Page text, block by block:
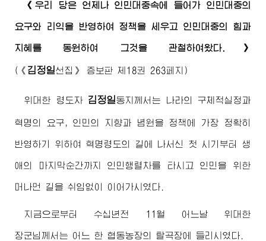
《우리 당은 언제나 인민대중속에 들어가 인민대중의
요구와 리익을 반영하여 정책을 세우고 인민대중의 힘과
지혜를 동원하여 그것을 관철하여왔다.》
( 《 김정일선집》 증보판 제18권 263페지)
위대한 령도자 김정일동지 께서는 나라의 구체적실정과
혁명의 요구, 인민의 지향과 념원을 정책에 가장 정확히
반영하기 위하여 혁명령도의 길에 나서신 첫 시기부터 생
애의 마지막순간까지 인민행렬차를 타시고 인민을 위한
머나먼 길을 쉬임없이 이어가시였다.
지금으로부터 수십년전 11월 어느날 위대한
장군님께서 는 어느 한 협동농장의 탈곡장에 들리시였다.